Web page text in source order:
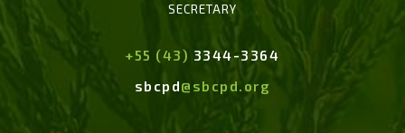
SECRETARY
+55 (43) 3344-3364
sbcpd@sbcpd.org